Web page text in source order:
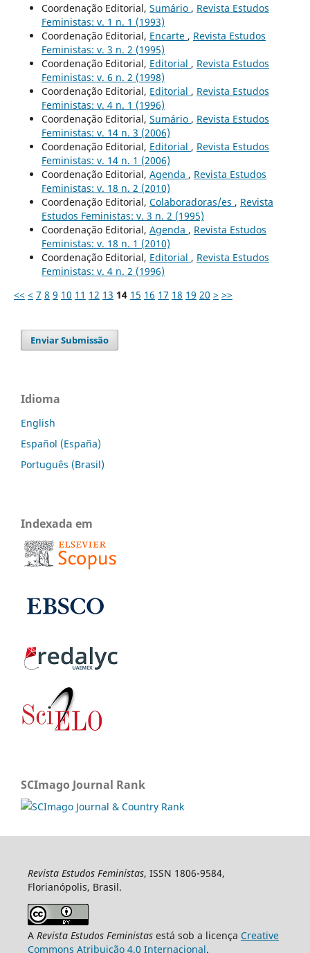
Coordenação Editorial, Sumário , Revista Estudos
Feministas: v. 1 n. 1 (1993)
Coordenação Editorial, Encarte , Revista Estudos
Feministas: v. 3 n. 2 (1995)
Coordenação Editorial, Editorial , Revista Estudos
Feministas: v. 6 n. 2 (1998)
Coordenação Editorial, Editorial , Revista Estudos
Feministas: v. 4 n. 1 (1996)
Coordenação Editorial, Sumário , Revista Estudos
Feministas: v. 14 n. 3 (2006)
Coordenação Editorial, Editorial , Revista Estudos
Feministas: v. 14 n. 1 (2006)
Coordenação Editorial, Agenda , Revista Estudos
Feministas: v. 18 n. 2 (2010)
Coordenação Editorial, Colaboradoras/es , Revista
Estudos Feministas: v. 3 n. 2 (1995)
Coordenação Editorial, Agenda , Revista Estudos
Feministas: v. 18 n. 1 (2010)
Coordenação Editorial, Editorial , Revista Estudos
Feministas: v. 4 n. 2 (1996)
<< < 7 8 9 10 11 12 13 14 15 16 17 18 19 20 > >>
Enviar Submissão
Idioma
English
Español (España)
Português (Brasil)
Indexada em
SCImago Journal Rank
Revista Estudos Feministas, ISSN 1806-9584,
Florianópolis, Brasil.
A Revista Estudos Feministasestá sob a licença Creative
Commons Atribuição 4.0 Internacional.